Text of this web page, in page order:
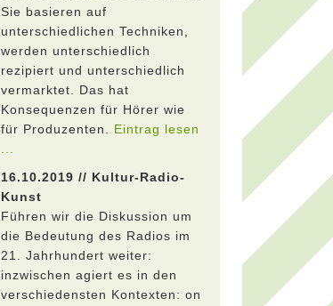
Sie basieren auf
unterschiedlichen Techniken,
werden unterschiedlich
rezipiert und unterschiedlich
vermarktet. Das hat
Konsequenzen für Hörer wie
für Produzenten. Eintrag lesen
16.10.2019 // Kultur-Radio-
Kunst
Führen wir die Diskussion um
die Bedeutung des Radios im
21. Jahrhundert weiter:
inzwischen agiert es in den
verschiedensten Kontexten: on